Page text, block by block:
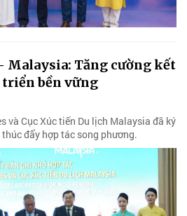
Malaysia: Tăng cường kết
bền vững
và Cục Xúc tiến Du lịch Malaysia đã ký
đẩy hợp tác song phương.